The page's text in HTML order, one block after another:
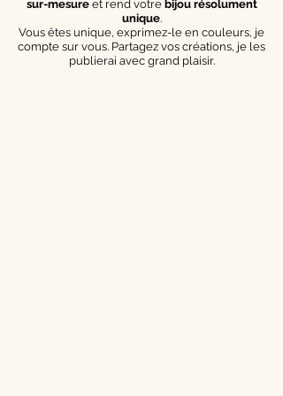
sur-mesureet rend votre bijou résolument
unique.
Vous êtes unique, exprimez-le en couleurs, je
compte sur vous. Partagez vos créations, je les
publierai avec grand plaisir.